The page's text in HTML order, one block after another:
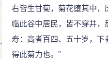
右皆生甘菊，菊花堕其中
临此谷中居民，皆不穿井
寿：高者百四、五十岁，下
得此菊力也。”